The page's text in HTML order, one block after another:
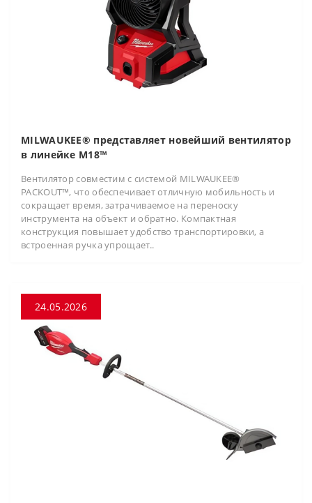
MILWAUKEE® представляет новейший вентилятор
в линейке M18™
Вентилятор совместим с системой MILWAUKEE®
PACKOUT™, что обеспечивает отличную мобильность и
сокращает время, затрачиваемое на переноску
инструмента на объект и обратно. Компактная
конструкция повышает удобство транспортировки, а
встроенная ручка упрощает..
24.05.2026